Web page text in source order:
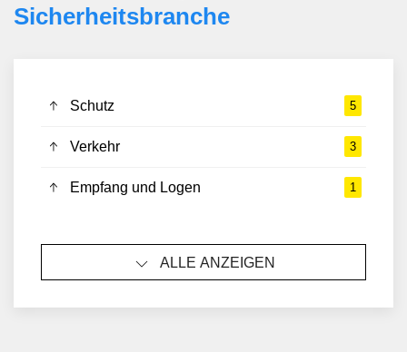
Sicherheits­branche
Schutz 5
Verkehr 3
Empfang und Logen 1
ALLE ANZEIGEN